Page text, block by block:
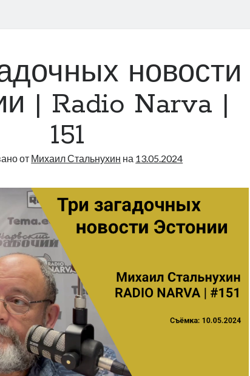
новости
| Radio Narva |
151
от Михаил Стальнухин на 13.05.2024